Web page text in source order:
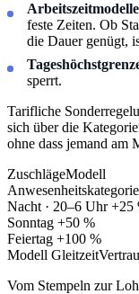
feste Zeiten. Ob
die Dauer genügt,
sperrt.
Tarifliche
sich über die
ohne dass jemand am
ZuschlägeModell
Anwesenheitskategorie
Nacht · 20–6 Uhr +25
Sonntag +50 %
Feiertag +100 %
Modell Gleitzeit
Vom Stempeln zur